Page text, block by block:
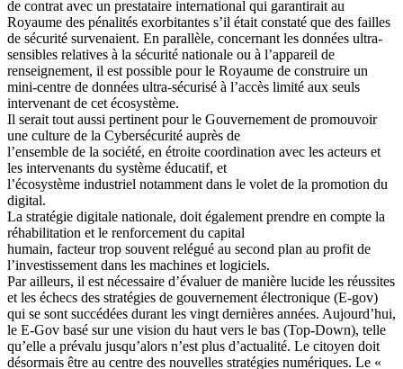
de contrat avec un prestataire international qui garantirait au
Royaume des pénalités exorbitantes s’il était constaté que des failles
de sécurité survenaient. En parallèle, concernant les données ultra-
sensibles relatives à la sécurité nationale ou à l’appareil de
renseignement, il est possible pour le Royaume de construire un
mini-centre de données ultra-sécurisé à l’accès limité aux seuls
intervenant de cet écosystème.
Il serait tout aussi pertinent pour le Gouvernement de promouvoir
une culture de la Cybersécurité auprès de
l’ensemble de la société, en étroite coordination avec les acteurs et
les intervenants du système éducatif, et
l’écosystème industriel notamment dans le volet de la promotion du
digital.
La stratégie digitale nationale, doit également prendre en compte la
réhabilitation et le renforcement du capital
humain, facteur trop souvent relégué au second plan au profit de
l’investissement dans les machines et logiciels.
Par ailleurs, il est nécessaire d’évaluer de manière lucide les réussites
et les échecs des stratégies de gouvernement électronique (E-gov)
qui se sont succédées durant les vingt dernières années. Aujourd’hui,
le E-Gov basé sur une vision du haut vers le bas (Top-Down), telle
qu’elle a prévalu jusqu’alors n’est plus d’actualité. Le citoyen doit
désormais être au centre des nouvelles stratégies numériques. Le «